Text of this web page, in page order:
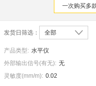
一次购买多
发货日筛选： 全部
产品类型: 水平仪
外部输出信号(有无): 无
灵敏度(mm/m): 0.02